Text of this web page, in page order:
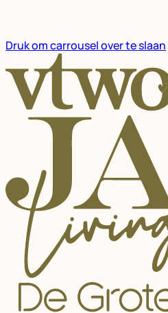
Druk om carrousel over te slaan